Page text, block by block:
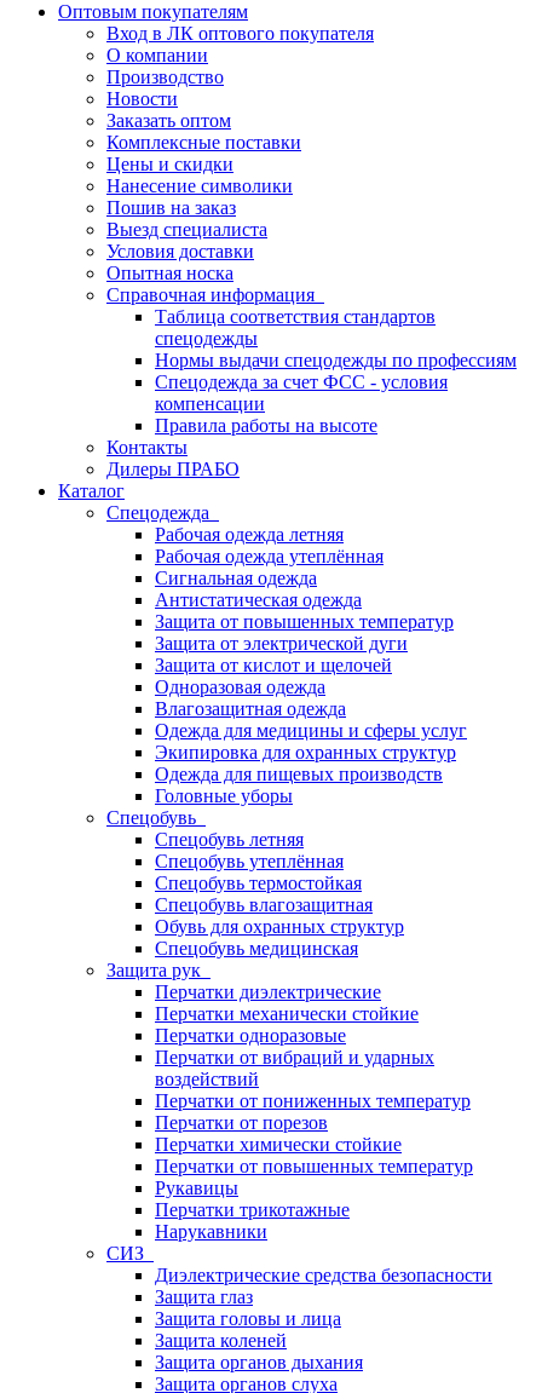
Оптовым покупателям
Вход в ЛК оптового покупателя
О компании
Производство
Новости
Заказать оптом
Комплексные поставки
Цены и скидки
Нанесение символики
Пошив на заказ
Выезд специалиста
Условия доставки
Опытная носка
Справочная информация
Таблица соответствия стандартов
спецодежды
Нормы выдачи спецодежды по профессиям
Спецодежда за счет ФСС - условия
компенсации
Правила работы на высоте
Контакты
Дилеры ПРАБО
Каталог
Спецодежда
Рабочая одежда летняя
Рабочая одежда утеплённая
Сигнальная одежда
Антистатическая одежда
Защита от повышенных температур
Защита от электрической дуги
Защита от кислот и щелочей
Одноразовая одежда
Влагозащитная одежда
Одежда для медицины и сферы услуг
Экипировка для охранных структур
Одежда для пищевых производств
Головные уборы
Спецобувь
Спецобувь летняя
Спецобувь утеплённая
Спецобувь термостойкая
Спецобувь влагозащитная
Обувь для охранных структур
Спецобувь медицинская
Защита рук
Перчатки диэлектрические
Перчатки механически стойкие
Перчатки одноразовые
Перчатки от вибраций и ударных
воздействий
Перчатки от пониженных температур
Перчатки от порезов
Перчатки химически стойкие
Перчатки от повышенных температур
Рукавицы
Перчатки трикотажные
Нарукавники
СИЗ
Диэлектрические средства безопасности
Защита глаз
Защита головы и лица
Защита коленей
Защита органов дыхания
Защита органов слуха